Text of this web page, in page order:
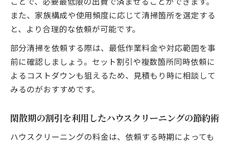
また、家族構成や使用頻度に応じて清掃箇所を選定する
と、より合理的な依頼が可能です。
部分清掃を依頼する際は、最低作業料金や対応範囲を事
前に確認しましょう。セット割引や複数箇所同時依頼に
よるコストダウンも狙えるため、見積もり時に相談して
みるのがおすすめです。
閑散期の割引を利用したハウスクリーニングの節約術
ハウスクリーニングの料金は、依頼する時期によっても